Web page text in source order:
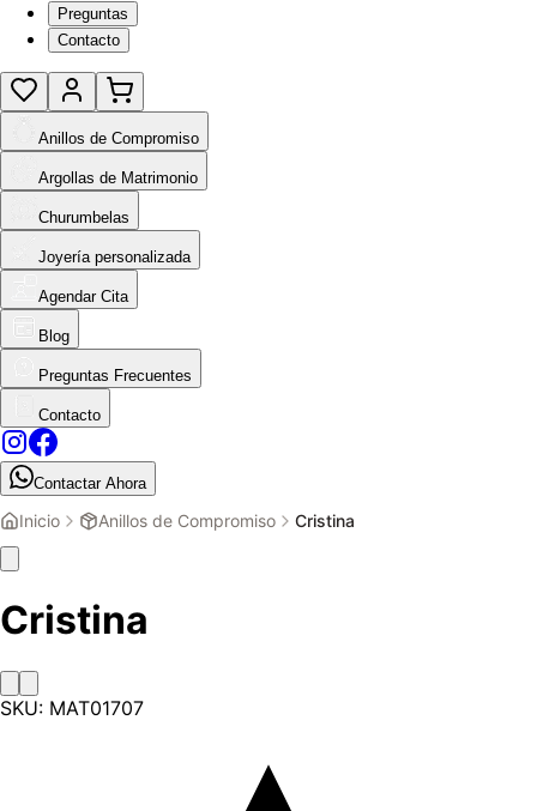
Preguntas
Contacto
Anillos de Compromiso
Argollas de Matrimonio
Churumbelas
Joyería personalizada
Agendar Cita
Blog
Preguntas Frecuentes
Contacto
Contactar Ahora
Inicio Anillos de Compromiso Cristina
Cristina
SKU: MAT01707